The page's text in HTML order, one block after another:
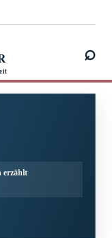
⌕
erzählt